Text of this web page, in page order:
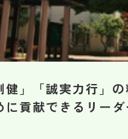
健」「誠実力行」
貢献できるリーダ